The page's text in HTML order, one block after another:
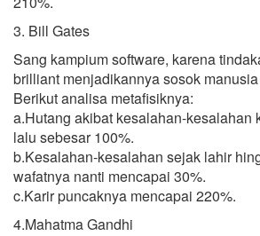
3. Bill Gates
Sang kampium software, karena
brilliant menjadikannya sosok
Berikut analisa metafisiknya:
a.Hutang akibat kesalahan-kesalahan
lalu sebesar 100%.
b.Kesalahan-kesalahan sejak lahir
wafatnya nanti mencapai 30%.
c.Karir puncaknya mencapai 220%.
4.Mahatma Gandhi